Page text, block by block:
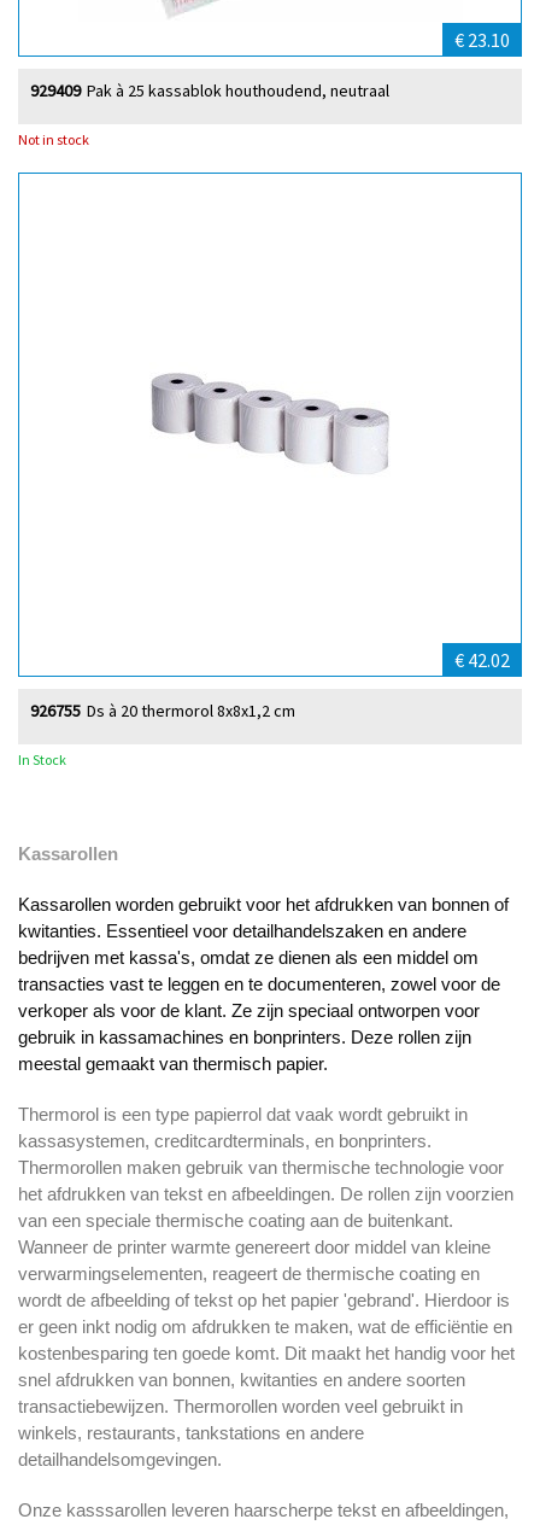
€ 23.10
Pak à 25 kassablok houthoudend, neutraal
929409
Not in stock
€ 42.02
Ds à 20 thermorol 8x8x1,2 cm
926755
In Stock
Kassarollen
Kassarollen worden gebruikt voor het afdrukken van bonnen of
kwitanties. Essentieel voor detailhandelszaken en andere
bedrijven met kassa's, omdat ze dienen als een middel om
transacties vast te leggen en te documenteren, zowel voor de
verkoper als voor de klant. Ze zijn speciaal ontworpen voor
gebruik in kassamachines en bonprinters. Deze rollen zijn
meestal gemaakt van thermisch papier.
Thermorol is een type papierrol dat vaak wordt gebruikt in
kassasystemen, creditcardterminals, en bonprinters.
Thermorollen maken gebruik van thermische technologie voor
het afdrukken van tekst en afbeeldingen. De rollen zijn voorzien
van een speciale thermische coating aan de buitenkant.
Wanneer de printer warmte genereert door middel van kleine
verwarmingselementen, reageert de thermische coating en
wordt de afbeelding of tekst op het papier 'gebrand'. Hierdoor is
er geen inkt nodig om afdrukken te maken, wat de efficiëntie en
kostenbesparing ten goede komt. Dit maakt het handig voor het
snel afdrukken van bonnen, kwitanties en andere soorten
transactiebewijzen. Thermorollen worden veel gebruikt in
winkels, restaurants, tankstations en andere
detailhandelsomgevingen.
Onze kasssarollen leveren haarscherpe tekst en afbeeldingen,